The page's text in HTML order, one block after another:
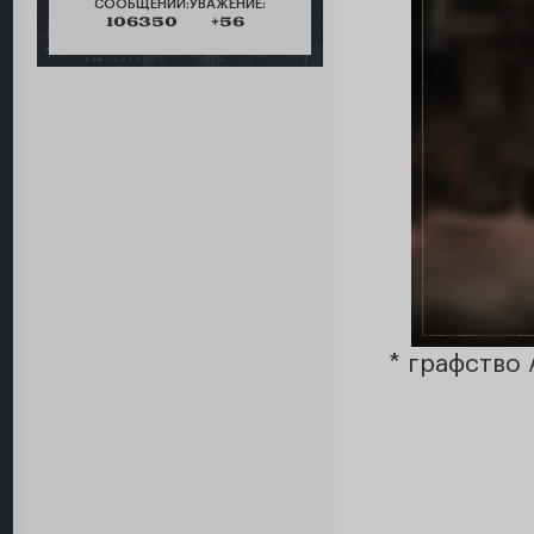
СООБЩЕНИЙ:
106350
УВАЖЕНИЕ:
+56
*